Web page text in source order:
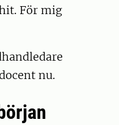
För mig
nu.